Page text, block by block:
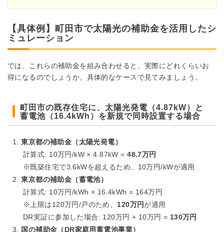
【具体例】町田市で太陽光の補助金を活用したシ
ミュレーション
では、これらの補助金を組み合わせると、実際にどれくらいお
得になるのでしょうか。具体的なケースで見てみましょう。
町田市の既存住宅に、太陽光発電（4.87kW）と
蓄電池（16.4kWh）を新規で同時設置する場合
東京都の補助金（太陽光発電）
計算式: 10万円/kW × 4.87kW =48.7万円
※既築住宅で3.6kWを超えるため、10万円/kWが適用
東京都の補助金（蓄電池）
計算式: 10万円/kWh × 16.4kWh = 164万円
※上限は120万円/戸のため、120万円が適用
DR実証に参加した場合: 120万円 + 10万円 = 130万円
国の補助金（DR家庭用蓄電池事業）